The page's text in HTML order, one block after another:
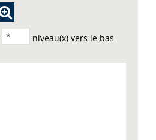
niveau(x) vers le bas